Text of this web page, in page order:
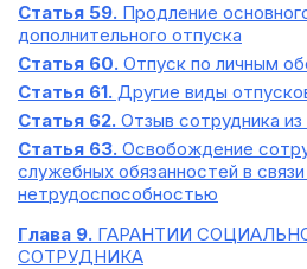
Статья 59. Продление
дополнительного отпуска
Статья 60. Отпуск по личным
Статья 61. Другие виды
Статья 62. Отзыв сотрудника из
Статья 63. Освобождение
служебных обязанностей в
нетрудоспособностью
Глава 9. ГАРАНТИИ
СОТРУДНИКА